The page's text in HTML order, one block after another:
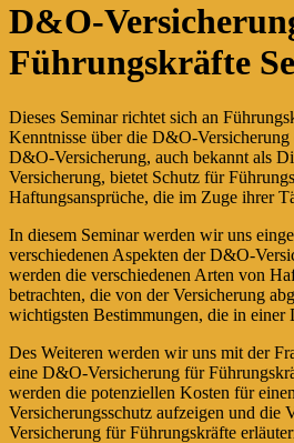
D&O-
Führungskräfte
Dieses Seminar richtet sich an
Kenntnisse über die D&O-
D&O-Versicherung, auch bekannt als
Versicherung, bietet Schutz für
Haftungsansprüche, die im Zuge ihrer
In diesem Seminar werden wir uns
verschiedenen Aspekten der D&O-
werden die verschiedenen Arten von
betrachten, die von der Versicherung
wichtigsten Bestimmungen, die in einer
Des Weiteren werden wir uns mit der
eine D&O-Versicherung für
werden die potenziellen Kosten für
Versicherungsschutz aufzeigen und die
Versicherung für Führungskräfte